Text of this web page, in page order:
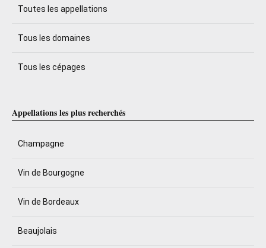
Toutes les appellations
Tous les domaines
Tous les cépages
Appellations les plus recherchés
Champagne
Vin de Bourgogne
Vin de Bordeaux
Beaujolais